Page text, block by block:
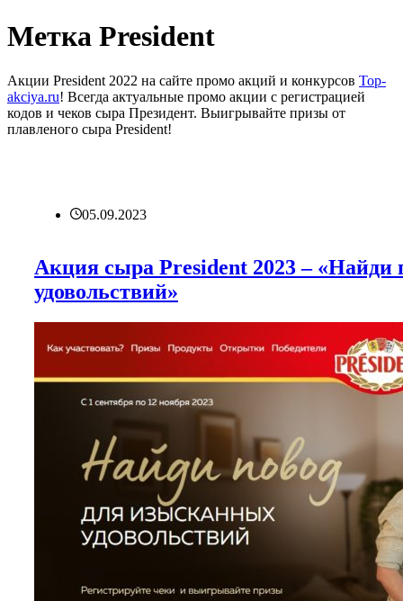
Метка President
Акции President 2022 на сайте промо акций и конкурсов Top-
akciya.ru! Всегда актуальные промо акции с регистрацией
кодов и чеков сыра Президент. Выигрывайте призы от
плавленого сыра President!
05.09.2023
Акция сыра President 2023 – «Найди
удовольствий»